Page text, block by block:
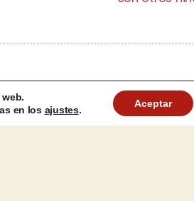
en los ajustes.
Aceptar